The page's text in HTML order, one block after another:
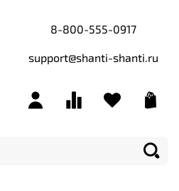
8-800-555-0917
support@shanti-shanti.ru